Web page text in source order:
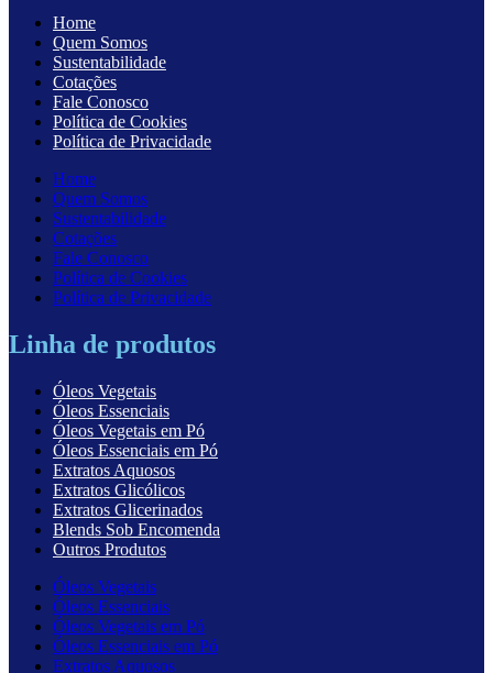
Home
Quem Somos
Sustentabilidade
Cotações
Fale Conosco
Política de Cookies
Política de Privacidade
Home
Quem Somos
Sustentabilidade
Cotações
Fale Conosco
Política de Cookies
Política de Privacidade
Linha de produtos
Óleos Vegetais
Óleos Essenciais
Óleos Vegetais em Pó
Óleos Essenciais em Pó
Extratos Aquosos
Extratos Glicólicos
Extratos Glicerinados
Blends Sob Encomenda
Outros Produtos
Óleos Vegetais
Óleos Essenciais
Óleos Vegetais em Pó
Óleos Essenciais em Pó
Extratos Aquosos